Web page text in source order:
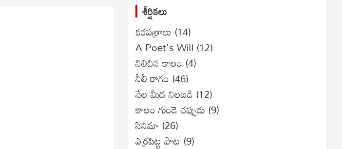
శీర్షికలు
కరపత్రాలు (14)
A Poet's Will (12)
నిలిచిన కాలం (4)
నీలీ రాగం (46)
నేల మీద నిలబడి (12)
కాలం గుండె చప్పుడు (9)
సినిమా (26)
ఎర్రపిట్ట పాట (9)